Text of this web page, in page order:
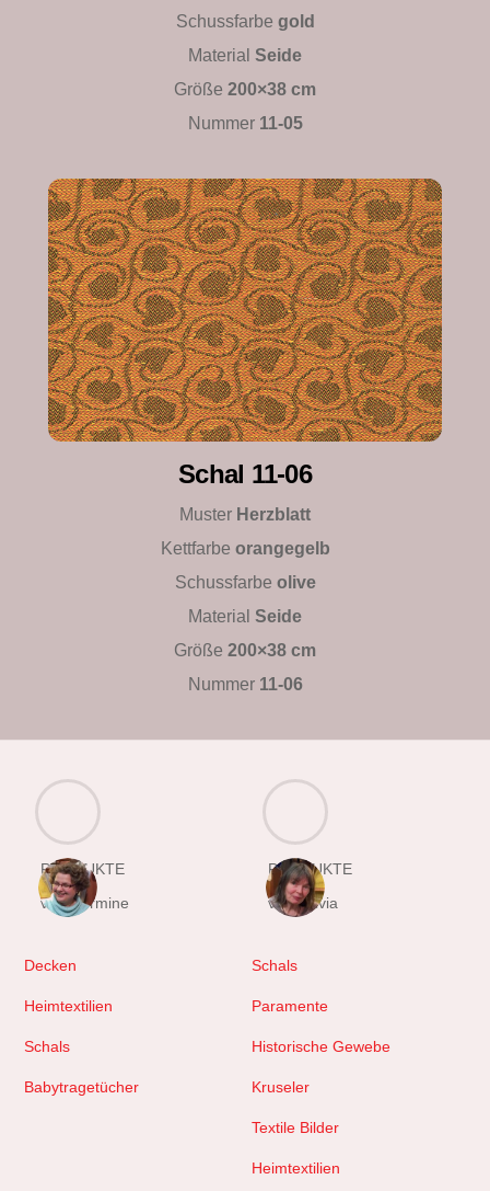
Schussfarbe gold
Material Seide
Größe 200×38 cm
Nummer 11-05
Schal 11-06
Muster Herzblatt
Kettfarbe orangegelb
Schussfarbe olive
Material Seide
Größe 200×38 cm
Nummer 11-06
PRODUKTE
von Hermine
Decken
Heimtextilien
Schals
Babytragetücher
PRODUKTE
von Sylvia
Schals
Paramente
Historische Gewebe
Kruseler
Textile Bilder
Heimtextilien